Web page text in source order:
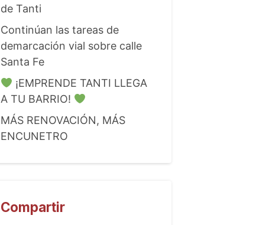
de Tanti
Continúan las tareas de
demarcación vial sobre calle
Santa Fe
¡EMPRENDE TANTI LLEGA
A TU BARRIO!
MÁS RENOVACIÓN, MÁS
ENCUNETRO
Compartir